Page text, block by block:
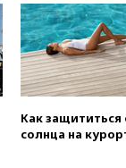
Как защититься
солнца на